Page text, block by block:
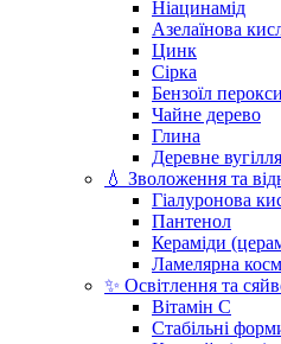
Ніацинамід
Азелаїнова
Цинк
Сірка
Бензоїл
Чайне дерево
Глина
Деревне вугілля
💧 Зволоження та
Гіалуронова
Пантенол
Кераміди
Ламелярна
✨ Освітлення та
Вітамін С
Стабільні